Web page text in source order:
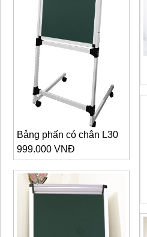
Bảng phấn có chân L30
999.000 VNĐ